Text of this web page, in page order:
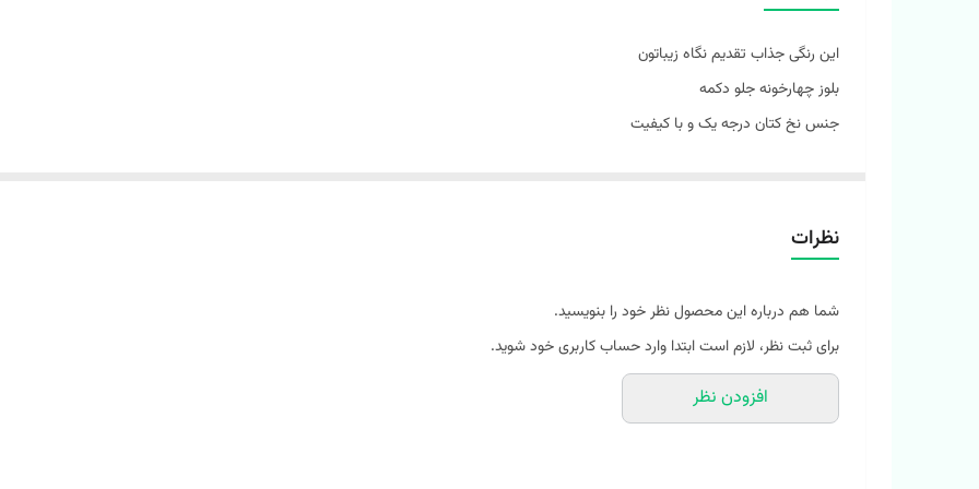
این رنگی جذاب تقدیم نگاه زیباتون
بلوز چهارخونه جلو دکمه
جنس نخ کتان درجه یک و با کیفیت
اسپرت مناسب‌ ست خواهر برادری
سایز‌بندی مناسب ۳ تا 12 سال
سایز 24: قد بلوز : ۴۳ پهنا : 29 قد آستین : 35
سایز 26: قد بلوز : ۴۶ پهنا : 32 قد آستین : 37
سایز 28: قد بلوز : 49 پهنا : 34 قد آستین : 39
نظرات
شما هم درباره این محصول نظر خود را بنویسید.
برای ثبت نظر، لازم است ابتدا وارد حساب کاربری خود شوید.
افزودن نظر